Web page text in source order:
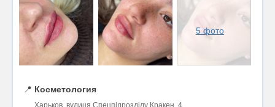
5 фото
📍 Косметология
Харьков, вулиця Спецпідрозділу Кракен, 4